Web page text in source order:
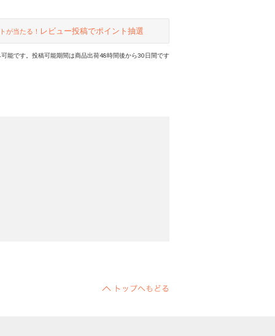
が当たる！ レビュー投稿でポイント抽選
能です。投稿可能期間は商品出荷48時間後から30日間です